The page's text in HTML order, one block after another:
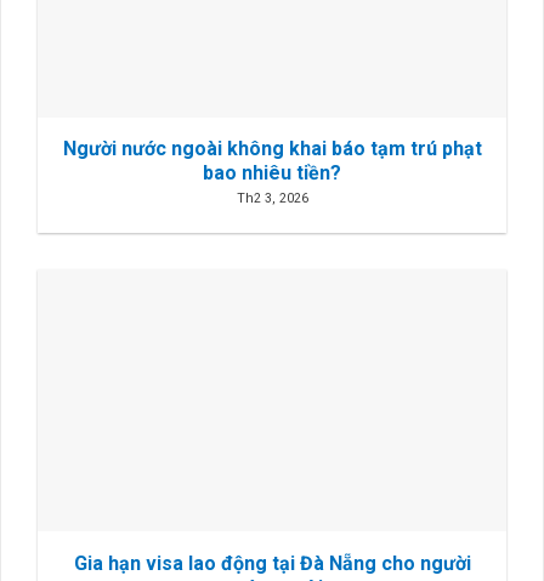
Người nước ngoài không khai báo tạm trú phạt
bao nhiêu tiền?
Th2 3, 2026
Gia hạn visa lao động tại Đà Nẵng cho người